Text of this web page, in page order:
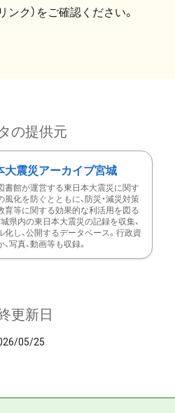
ンク）をご確認ください。
の提供元
大震災アーカイブ宮城
書館が運営する東日本大震災に関す
風化を防ぐとともに、防災・減災対策
育等に関する効果的な利活用を図る
城県内の東日本大震災の記録を収集、
化し、公開するデータベース。行政資
写真、動画等も収録。
更新日
05/25